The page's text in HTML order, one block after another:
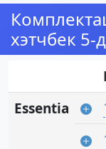
хэтчбек 5-
Essentia